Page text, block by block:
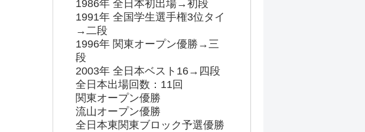
1986年 全日本初出場→初段
1991年 全国学生選手権3位タイ
→二段
1996年 関東オープン優勝→三
段
2003年 全日本ベスト16→四段
全日本出場回数：11回
関東オープン優勝
流山オープン優勝
全日本東関東ブロック予選優勝